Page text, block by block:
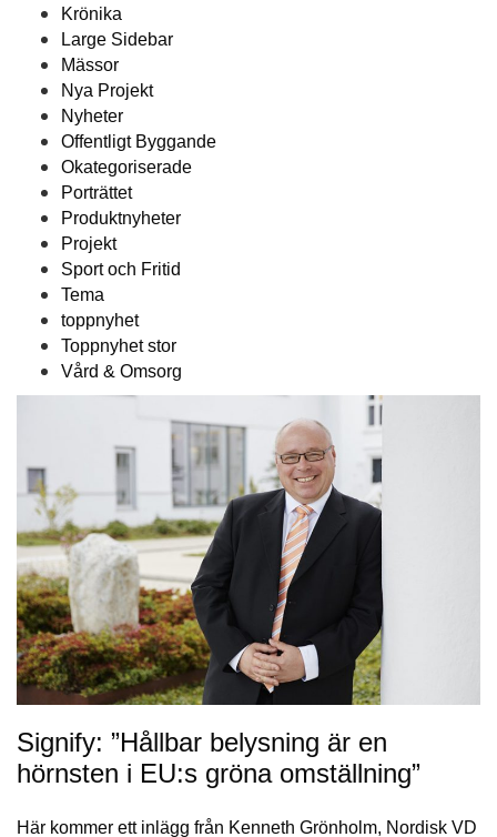
Krönika
Large Sidebar
Mässor
Nya Projekt
Nyheter
Offentligt Byggande
Okategoriserade
Porträttet
Produktnyheter
Projekt
Sport och Fritid
Tema
toppnyhet
Toppnyhet stor
Vård & Omsorg
Signify: ”Hållbar belysning är en
hörnsten i EU:s gröna omställning”
Här kommer ett inlägg från Kenneth Grönholm, Nordisk VD